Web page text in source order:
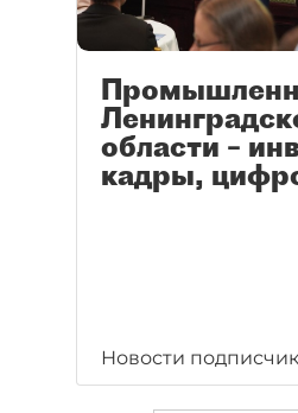
области –
кадры,
Новости